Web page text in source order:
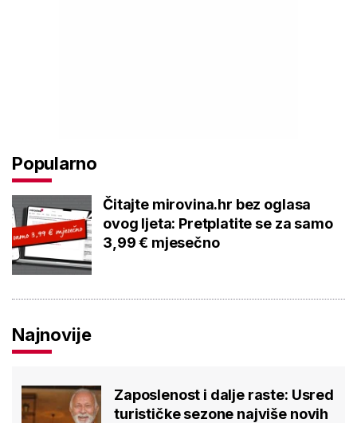
Popularno
Čitajte mirovina.hr bez oglasa
ovog ljeta: Pretplatite se za samo
3,99 € mjesečno
Najnovije
Zaposlenost i dalje raste: Usred
turističke sezone najviše novih